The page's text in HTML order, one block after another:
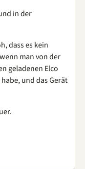
in der
dass es kein
man von der
geladenen Elco
und das Gerät